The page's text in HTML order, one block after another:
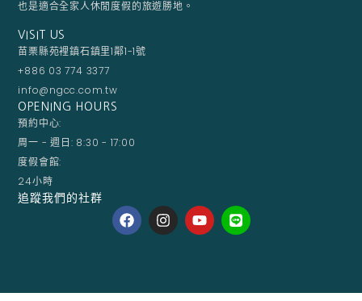
也是適合全家人休閒度假的旅遊勝地。
VISIT US
苗栗縣苑裡鎮石鎮里1鄰1-1號
+886 03 774 3377
info@ngcc.com.tw
OPENING HOURS
預約中心:
周一 - 週日: 8:30 - 17:00
度假會館:
24小時
追蹤我們的社群